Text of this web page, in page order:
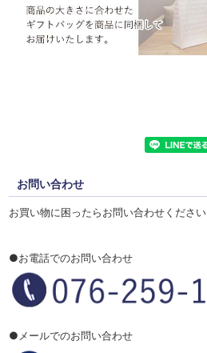
お問い合わせ
お買い物に困ったらお問い合わせください
●お電話でのお問い合わせ
●メールでのお問い合わせ